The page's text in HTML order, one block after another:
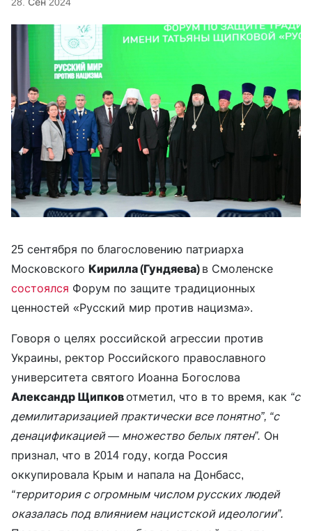
25 сентября по благословению патриарха
Московского Кирилла (Гундяева) в Смоленске
состоялся Форум по защите традиционных
ценностей «Русский мир против нацизма».
Говоря о целях российской агрессии против
Украины, ректор Российского православного
университета святого Иоанна Богослова
Александр Щипковотметил, что в то время, как “с
демилитаризацией практически все понятно”, “с
денацификацией — множество белых пятен”. Он
признал, что в 2014 году, когда Россия
оккупировала Крым и напала на Донбасс,
“территория с огромным числом русских людей
оказалась под влиянием нацистской идеологии”.